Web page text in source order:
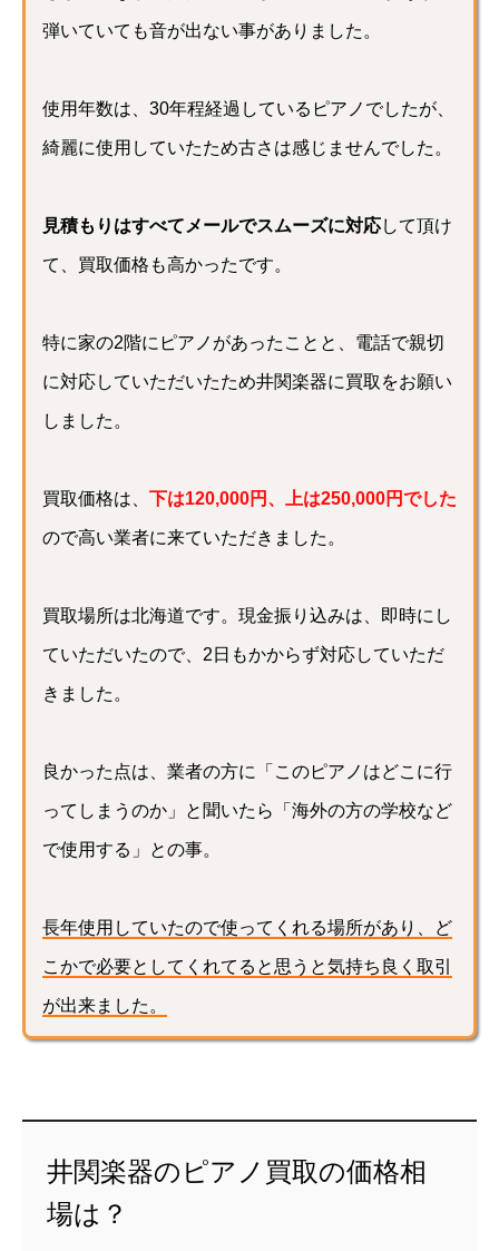
弾いていても音が出ない事がありました。
使用年数は、30年程経過しているピアノでしたが、
綺麗に使用していたため古さは感じませんでした。
見積もりはすべてメールでスムーズに対応して頂け
て、買取価格も高かったです。
特に家の2階にピアノがあったことと、電話で親切
に対応していただいたため井関楽器に買取をお願い
しました。
買取価格は、 下は120,000円、上は250,000円でした
ので高い業者に来ていただきました。
買取場所は北海道です。現金振り込みは、即時にし
ていただいたので、2日もかからず対応していただ
きました。
良かった点は、業者の方に「このピアノはどこに行
ってしまうのか」と聞いたら「海外の方の学校など
で使用する」との事。
長年使用していたので使ってくれる場所があり、ど
こかで必要としてくれてると思うと気持ち良く取引
が出来ました。
井関楽器のピアノ買取の価格相
場は？